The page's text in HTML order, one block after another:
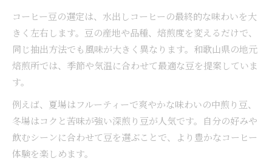
コーヒー豆の選定は、水出しコーヒーの最終的な味わいを大
きく左右します。豆の産地や品種、焙煎度を変えるだけで、
同じ抽出方法でも風味が大きく異なります。和歌山県の地元
焙煎所では、季節や気温に合わせて最適な豆を提案していま
す。
例えば、夏場はフルーティーで爽やかな味わいの中煎り豆、
冬場はコクと苦味が強い深煎り豆が人気です。自分の好みや
飲むシーンに合わせて豆を選ぶことで、より豊かなコーヒー
体験を楽しめます。